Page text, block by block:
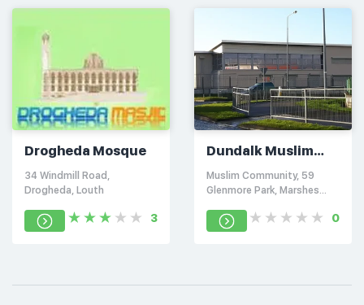
Drogheda Mosque
34 Windmill Road,
Drogheda, Louth
3
Dundalk Muslim
Community Centre
Muslim Community, 59
Glenmore Park, Marshes
A91 W201, Ирландия
0